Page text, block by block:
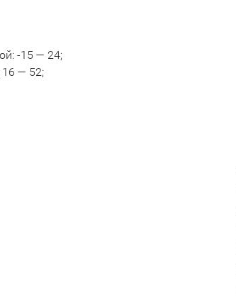
-15 — 24;
16 — 52;